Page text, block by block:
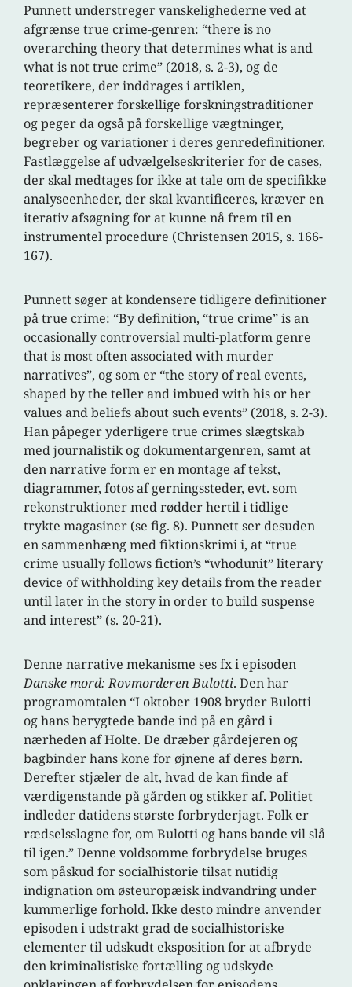
Punnett understreger vanskelighederne ved at
afgrænse true crime-genren: “there is no
overarching theory that determines what is and
what is not true crime” (2018, s. 2-3), og de
teoretikere, der inddrages i artiklen,
repræsenterer forskellige forskningstraditioner
og peger da også på forskellige vægtninger,
begreber og variationer i deres genredefinitioner.
Fastlæggelse af udvælgelseskriterier for de cases,
der skal medtages for ikke at tale om de specifikke
analyseenheder, der skal kvantificeres, kræver en
iterativ afsøgning for at kunne nå frem til en
instrumentel procedure (Christensen 2015, s. 166-
167).
Punnett søger at kondensere tidligere definitioner
på true crime: “By definition, “true crime” is an
occasionally controversial multi-platform genre
that is most often associated with murder
narratives”, og som er “the story of real events,
shaped by the teller and imbued with his or her
values and beliefs about such events” (2018, s. 2-3).
Han påpeger yderligere true crimes slægtskab
med journalistik og dokumentargenren, samt at
den narrative form er en montage af tekst,
diagrammer, fotos af gerningssteder, evt. som
rekonstruktioner med rødder hertil i tidlige
trykte magasiner (se fig. 8). Punnett ser desuden
en sammenhæng med fiktionskrimi i, at “true
crime usually follows fiction’s “whodunit” literary
device of withholding key details from the reader
until later in the story in order to build suspense
and interest” (s. 20-21).
Denne narrative mekanisme ses fx i episoden
Danske mord: Rovmorderen Bulotti. Den har
programomtalen “I oktober 1908 bryder Bulotti
og hans berygtede bande ind på en gård i
nærheden af Holte. De dræber gårdejeren og
bagbinder hans kone for øjnene af deres børn.
Derefter stjæler de alt, hvad de kan finde af
værdigenstande på gården og stikker af. Politiet
indleder datidens største forbryderjagt. Folk er
rædselsslagne for, om Bulotti og hans bande vil slå
til igen.” Denne voldsomme forbrydelse bruges
som påskud for socialhistorie tilsat nutidig
indignation om østeuropæisk indvandring under
kummerlige forhold. Ikke desto mindre anvender
episoden i udstrakt grad de socialhistoriske
elementer til udskudt eksposition for at afbryde
den kriminalistiske fortælling og udskyde